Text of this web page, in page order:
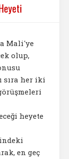
Mali'ye
olup,
sıra her iki
heyete
en geç